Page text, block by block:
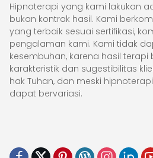
Hipnoterapi yang kami lakukan
bukan kontrak hasil. Kami
yang terbaik sesuai sertifikasi,
pengalaman kami. Kami tidak
kesembuhan, karena hasil
karakteristik dan sugestibilitas
hak Tuhan, dan meski
dapat bervariasi.